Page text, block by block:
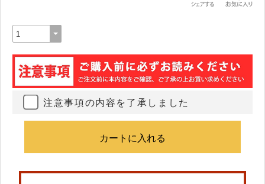
注意事項の内容を了承しました